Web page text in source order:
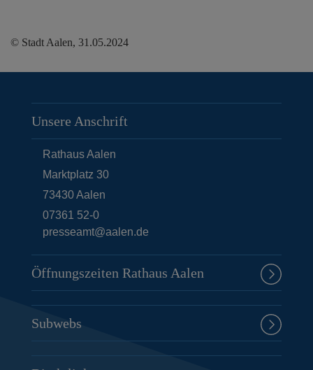
© Stadt Aalen, 31.05.2024
Unsere Anschrift
Rathaus Aalen
Marktplatz 30
73430Aalen
07361 52-0
presseamt@aalen.de
Öffnungszeiten Rathaus Aalen
Subwebs